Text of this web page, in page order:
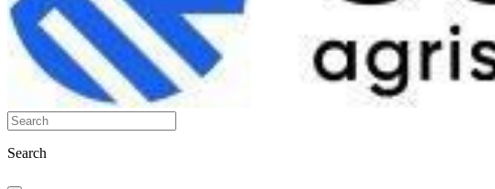
Search